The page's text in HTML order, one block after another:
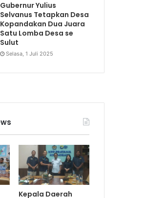
Gubernur Yulius
Selvanus Tetapkan Desa
Kopandakan Dua Juara
Satu Lomba Desa se
Sulut
Selasa, 1 Juli 2025
Kepala Daerah